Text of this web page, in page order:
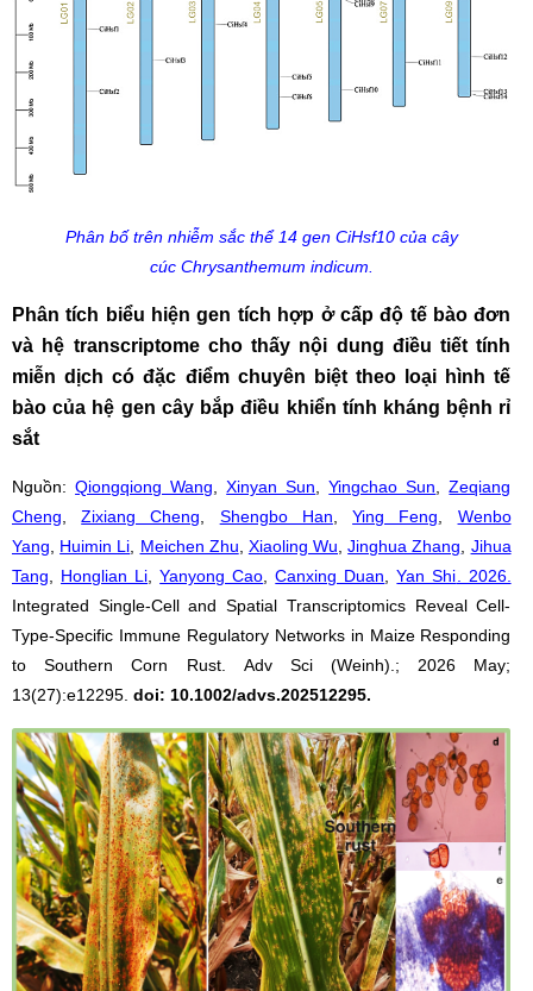
Phân bố trên nhiễm sắc thể 14 gen CiHsf10 của cây
cúc Chrysanthemum indicum.
Phân tích biểu hiện gen tích hợp ở cấp độ tế bào đơn
và hệ transcriptome cho thấy nội dung điều tiết tính
miễn dịch có đặc điểm chuyên biệt theo loại hình tế
bào của hệ gen cây bắp điều khiển tính kháng bệnh rỉ
sắt
Nguồn:Qiongqiong Wang ,Xinyan Sun ,Yingchao Sun ,Zeqiang
Cheng ,Zixiang Cheng Shengbo Han ,Ying Feng
Wenbo
Yang
Huimin Li Meichen Zhu Xiaoling Wu ,Jinghua Zhang
Jihua
Tang
Honglian Li ,Yanyong Cao ,Canxing Duan ,Yan Shi . 2026.
Integrated Single-Cell and Spatial Transcriptomics Reveal Cell-
Type-Specific Immune Regulatory Networks in Maize Responding
to Southern Corn Rust. Adv Sci (Weinh) .;
2026 May;
13(27):e12295. doi: 10.1002/advs.202512295.